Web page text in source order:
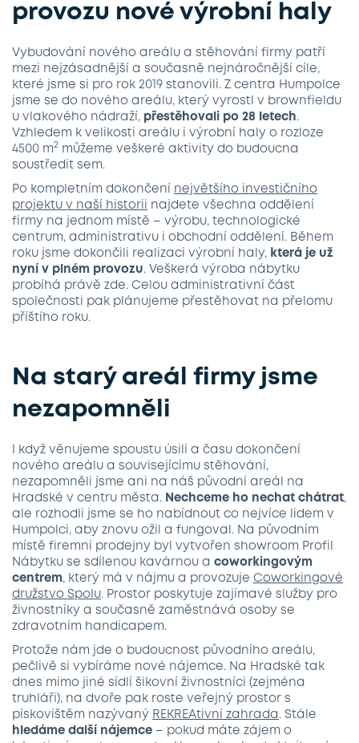
provozu nové výrobní haly
Vybudování nového areálu a stěhování firmy patří
mezi nejzásadnější a současně nejnáročnější cíle,
které jsme si pro rok 2019 stanovili. Z centra Humpolce
jsme se do nového areálu, který vyrostl v brownfieldu
u vlakového nádraží, přestěhovali po 28 letech.
Vzhledem k velikosti areálu i výrobní haly o rozloze
4500 m2 můžeme veškeré aktivity do budoucna
soustředit sem.
Po kompletním dokončení největšího investičního
projektu v naší historii najdete všechna oddělení
firmy na jednom místě – výrobu, technologické
centrum, administrativu i obchodní oddělení. Během
roku jsme dokončili realizaci výrobní haly, která je už
nyní v plném provozu. Veškerá výroba nábytku
probíhá právě zde. Celou administrativní část
společnosti pak plánujeme přestěhovat na přelomu
příštího roku.
Na starý areál firmy jsme
nezapomněli
I když věnujeme spoustu úsilí a času dokončení
nového areálu a souvisejícímu stěhování,
nezapomněli jsme ani na náš původní areál na
Hradské v centru města. Nechceme ho nechat chátrat,
ale rozhodli jsme se ho nabídnout co nejvíce lidem v
Humpolci, aby znovu ožil a fungoval. Na původním
místě firemní prodejny byl vytvořen showroom Profil
Nábytku se sdílenou kavárnou a coworkingovým
centrem, který má v nájmu a provozuje Coworkingové
družstvo Spolu. Prostor poskytuje zajímavé služby pro
živnostníky a současně zaměstnává osoby se
zdravotním handicapem.
Protože nám jde o budoucnost původního areálu,
pečlivě si vybíráme nové nájemce. Na Hradské tak
dnes mimo jiné sídlí šikovní živnostníci (zejména
truhláři), na dvoře pak roste veřejný prostor s
pískovištěm nazývaný REKREAtivní zahrada. Stále
hledáme další nájemce – pokud máte zájem o